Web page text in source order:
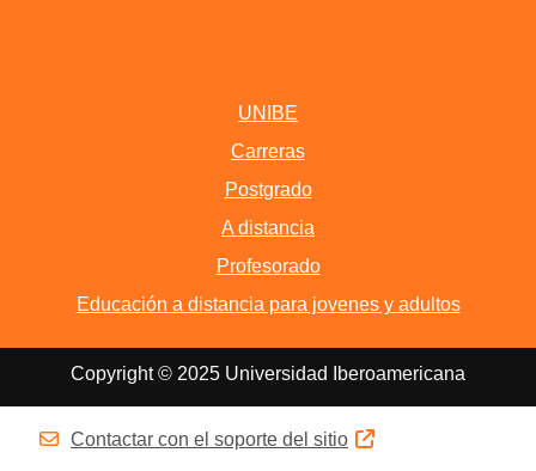
UNIBE
Carreras
Postgrado
A distancia
Profesorado
Educación a distancia para jovenes y adultos
Copyright © 2025 Universidad Iberoamericana
Contactar con el soporte del sitio